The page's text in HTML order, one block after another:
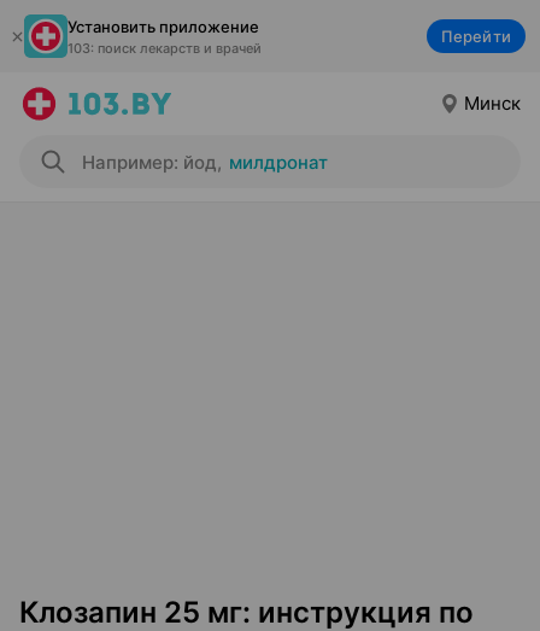
Установить приложение
103: поиск лекарств и врачей
Перейти
Минск
Например: йод, милдронат
Клозапин 25 мг: инструкция по